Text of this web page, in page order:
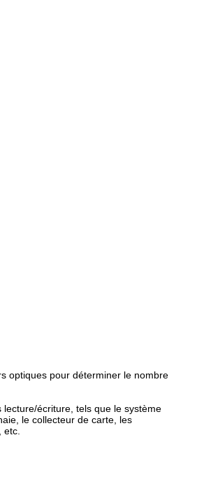
optiques pour déterminer le nombre
écriture, tels que le système
le collecteur de carte, les